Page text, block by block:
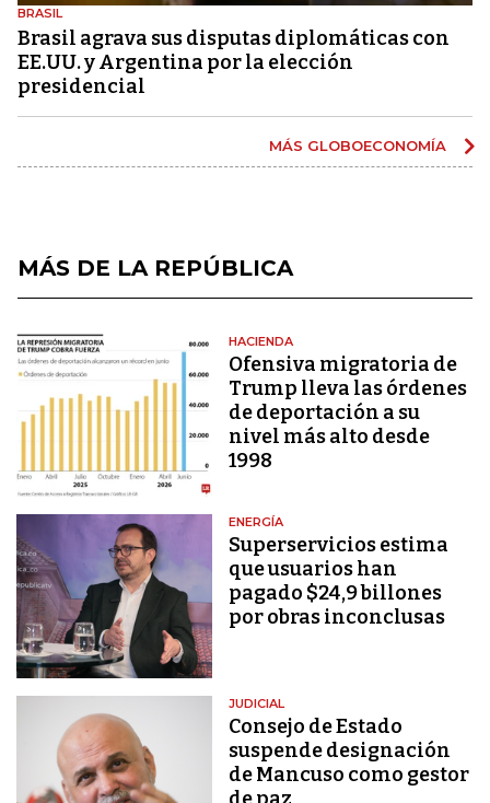
BRASIL
Brasil agrava sus disputas diplomáticas con
EE.UU. y Argentina por la elección
presidencial
MÁS GLOBOECONOMÍA
MÁS DE LA REPÚBLICA
HACIENDA
Ofensiva migratoria de
Trump lleva las órdenes
de deportación a su
nivel más alto desde
1998
ENERGÍA
Superservicios estima
que usuarios han
pagado $24,9 billones
por obras inconclusas
JUDICIAL
Consejo de Estado
suspende designación
de Mancuso como gestor
de paz